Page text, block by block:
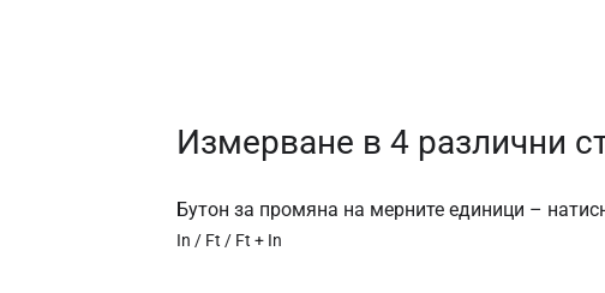
Измерване в 4 различни
Бутон за промяна на мерните единици –
In / Ft / Ft + In